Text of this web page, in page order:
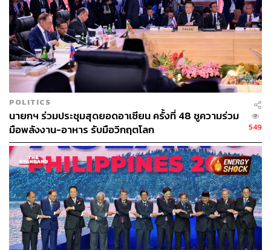
ขณะเดียวกัน ไทยเห็นว่า ความมั่นคงที่ยั่งยืนจะเกื้อกูลการ
พัฒนาเศรษฐกิจที่มีพลวัต ดังนั้น อาเซียนจึงมุ่งมั่นที่จะบรรลุ
ผลลัพธ์ด้านเศรษฐกิจที่เป็นรูปธรรม ซึ่งนอกจากกรอบความ
ร่วมมือ RCEP ที่มีขนาดเศรษฐกิจรวมกันถึง 32% ของ GDP
โลกแล้ว อาเซียนยังเห็นความสำคัญของการพัฒนาทุนมนุษย์
เพื่อให้ได้ประโยชน์อย่างเต็มที่จากการปฏิวัติอุตสาหกรรม
ครั้งที่ 4 นอกจากนี้ พล.อ. ประยุทธ์ กล่าวว่า ผู้ประกอบการ
อาเซียนจะได้รับประโยชน์จากการเชื่อมโยง ASEAN Single
Window ได้ครบทั้ง 10 ประเทศด้วย
พิสูจน์อักษร: ภาวิกา ขันติศรีสกุล
TAGS: การประชุมสุดยอดผู้นำอาเซียน
กรอบความตกลงหุ้นส่วนทางเศรษฐกิจระดับภูมิภาค
(RCEP)
POLITICS
นายกฯ ร่วมประชุมสุดยอดอาเซียน ครั้งที่ 48 ชูความร่วม
มือพลังงาน-อาหาร รับมือวิกฤตโลก
549